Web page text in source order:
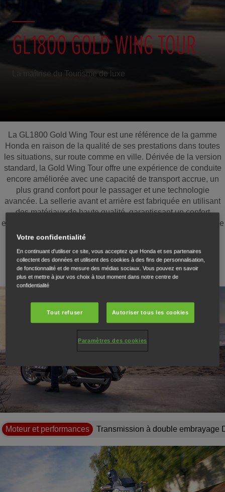
GL1800 GOLD WING TOUR
La maîtrise du Tourisme de luxe
La GL1800 Gold Wing Tour est une référence de la gamme
Honda en raison de la qualité de ses prestations dans toutes
les situations, sur route comme en ville. Dérivée de la version
standard, la Gold Wing Tour offre une expérience de conduite
encore améliorée avec une capacité de transport accrue, un
plus grand confort pour le passager et une technologie
avancée. La sellerie avant et arrière est fabriquée en utilisant
des matériaux de haute qualité, garantissant un confort
exceptionnel. Le système audio et les haut-parleurs offrent une
qualité sonore remarquable, tandis que les phares
Lire la vidéo
Moteur et performances Transmission à double embrayage
Votre confidentialité
En continuant d'utiliser ce site, vous acceptez que Honda et ses partenaires
collectent des données et utilisent des cookies à des fins de personnalisation,
de fonctionnalité et de mesure des médias sociaux. Vous pouvez en savoir
plus et mettre à jour vos choix à tout moment dans notre centre de
confidentialité
Tout refuser Autoriser tous les cookies
Paramètres des cookies